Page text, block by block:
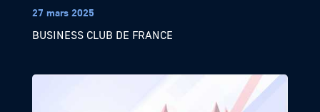
27 mars 2025
BUSINESS CLUB DE FRANCE